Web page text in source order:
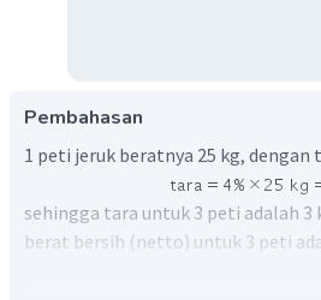
Pembahasan
1 peti jeruk beratnya 25 kg, dengan
sehingga tara untuk 3 peti adalah 3
berat bersih (netto) untuk 3 peti